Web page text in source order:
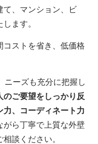
て、マンション、ビ
ます。
コストを省き、低価格
ニーズも充分に把握し
のご要望をしっかり反
力、コーディネート力
がら丁寧で上質な外壁
談ください。